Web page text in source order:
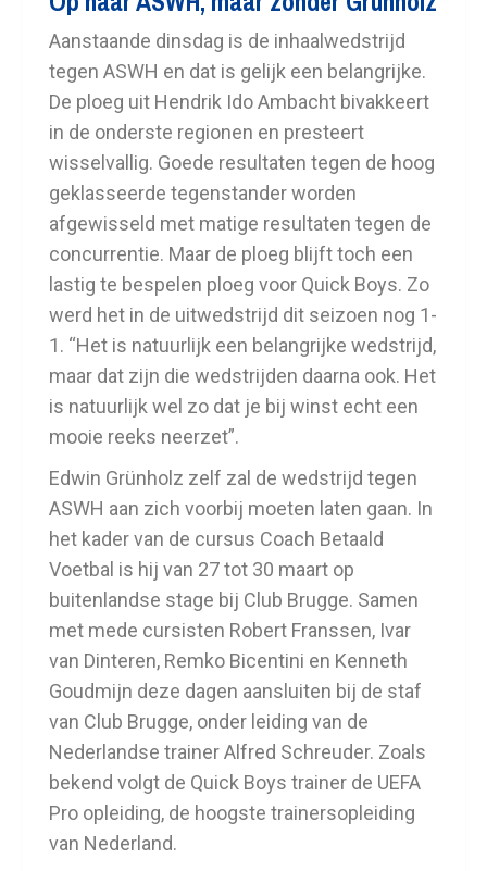
Aanstaande dinsdag is de inhaalwedstrijd
tegen ASWH en dat is gelijk een belangrijke.
De ploeg uit Hendrik Ido Ambacht bivakkeert
in de onderste regionen en presteert
wisselvallig. Goede resultaten tegen de hoog
geklasseerde tegenstander worden
afgewisseld met matige resultaten tegen de
concurrentie. Maar de ploeg blijft toch een
lastig te bespelen ploeg voor Quick Boys. Zo
werd het in de uitwedstrijd dit seizoen nog 1-
1. “Het is natuurlijk een belangrijke wedstrijd,
maar dat zijn die wedstrijden daarna ook. Het
is natuurlijk wel zo dat je bij winst echt een
mooie reeks neerzet”.
Edwin Grünholz zelf zal de wedstrijd tegen
ASWH aan zich voorbij moeten laten gaan. In
het kader van de cursus Coach Betaald
Voetbal is hij van 27 tot 30 maart op
buitenlandse stage bij Club Brugge. Samen
met mede cursisten Robert Franssen, Ivar
van Dinteren, Remko Bicentini en Kenneth
Goudmijn deze dagen aansluiten bij de staf
van Club Brugge, onder leiding van de
Nederlandse trainer Alfred Schreuder. Zoals
bekend volgt de Quick Boys trainer de UEFA
Pro opleiding, de hoogste trainersopleiding
van Nederland.